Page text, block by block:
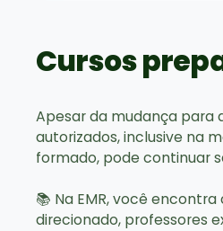
Cursos
Apesar da mudança para
autorizados, inclusive na
formado, pode continuar
📚 Na EMR, você
direcionado, professores